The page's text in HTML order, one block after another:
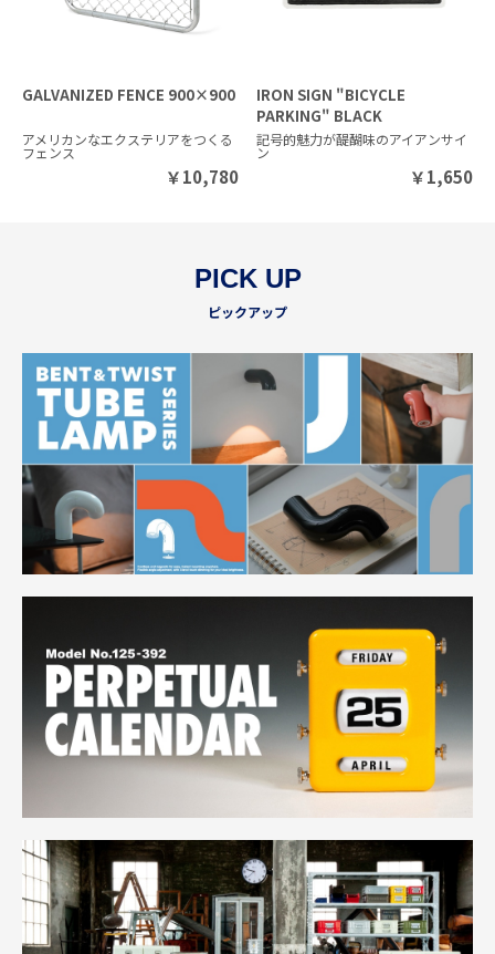
GALVANIZED FENCE 900×900
アメリカンなエクステリアをつくる
フェンス
￥10,780
IRON SIGN "BICYCLE
PARKING" BLACK
記号的魅力が醍醐味のアイアンサイ
ン
￥1,650
PICK UP
ピックアップ